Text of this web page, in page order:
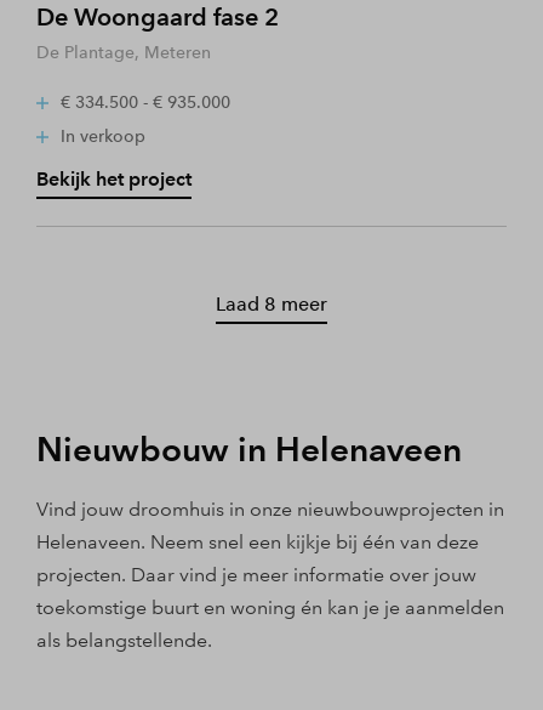
De Woongaard fase 2
De Plantage, Meteren
€ 334.500 - € 935.000
In verkoop
Bekijk het project
Laad 8 meer
Nieuwbouw in Helenaveen
Vind jouw droomhuis in onze nieuwbouwprojecten in
Helenaveen. Neem snel een kijkje bij één van deze
projecten. Daar vind je meer informatie over jouw
toekomstige buurt en woning én kan je je aanmelden
als belangstellende.